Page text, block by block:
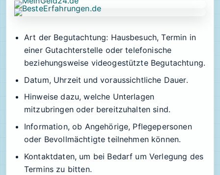
Art der Begutachtung: Hausbesuch, Termin in
einer Gutachterstelle oder telefonische
beziehungsweise video­gestützte Begutachtung.
Datum, Uhrzeit und voraussichtliche Dauer.
Hinweise dazu, welche Unterlagen
mitzubringen oder bereitzuhalten sind.
Information, ob Angehörige, Pflegepersonen
oder Bevollmächtigte teilnehmen können.
Kontaktdaten, um bei Bedarf um Verlegung des
Termins zu bitten.